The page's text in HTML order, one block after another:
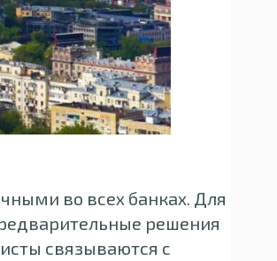
во всех банках. Для
решения
связываются с